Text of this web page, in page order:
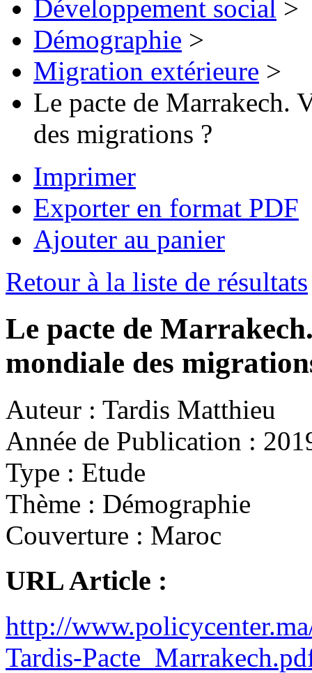
Développement social >
Démographie >
Migration extérieure >
Le pacte de Marrakech.
des migrations ?
Imprimer
Exporter en format PDF
Ajouter au panier
Retour à la liste de résultats
Le pacte de
mondiale des
Auteur : Tardis Matthieu
Année de Publication :
Type : Etude
Thème : Démographie
Couverture : Maroc
URL Article :
http://
Tardis-